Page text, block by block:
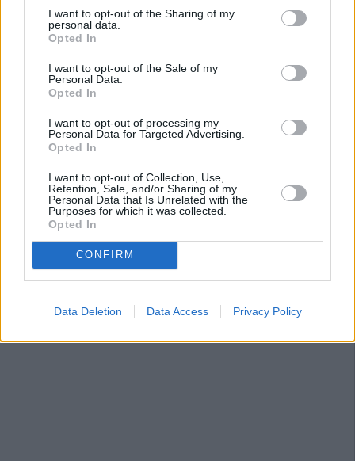
I want to opt-out of the Sharing of my
personal data.
Opted In
I want to opt-out of the Sale of my
Personal Data.
Opted In
I want to opt-out of processing my
Personal Data for Targeted Advertising.
Opted In
I want to opt-out of Collection, Use,
Retention, Sale, and/or Sharing of my
Personal Data that Is Unrelated with the
Purposes for which it was collected.
Opted In
CONFIRM
Data Deletion Data Access Privacy Policy